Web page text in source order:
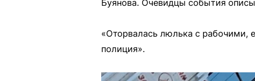
Буянова. Очевидцы события
«Оторвалась люлька с рабочими,
полиция».